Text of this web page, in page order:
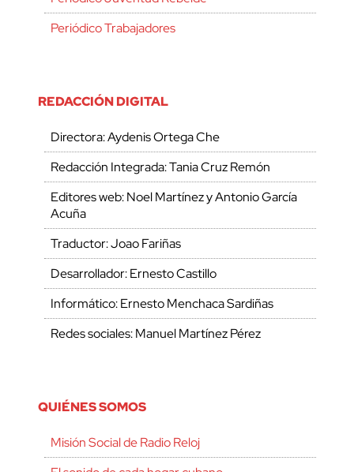
Periódico Trabajadores
REDACCIÓN DIGITAL
Directora: Aydenis Ortega Che
Redacción Integrada: Tania Cruz Remón
Editores web: Noel Martínez y Antonio García
Acuña
Traductor: Joao Fariñas
Desarrollador: Ernesto Castillo
Informático: Ernesto Menchaca Sardiñas
Redes sociales: Manuel Martínez Pérez
QUIÉNES SOMOS
Misión Social de Radio Reloj